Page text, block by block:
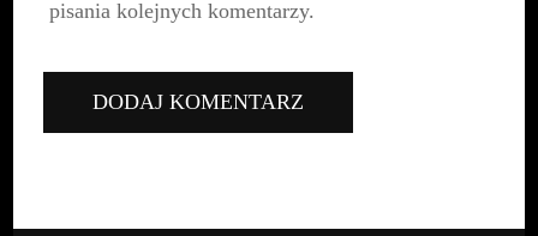
pisania kolejnych komentarzy.